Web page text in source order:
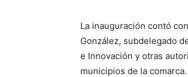
La inauguración contó
González, subdelegado
e Innovación y otras
municipios de la comarca.